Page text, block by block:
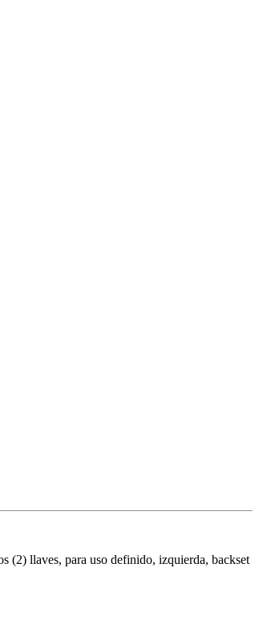
(2) llaves, para uso definido, izquierda, backset